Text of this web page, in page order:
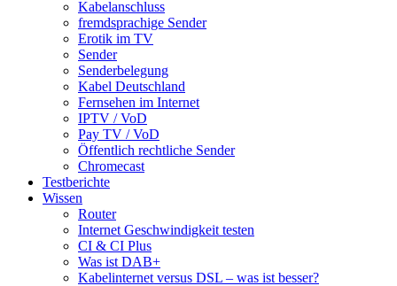
Kabelanschluss
fremdsprachige Sender
Erotik im TV
Sender
Senderbelegung
Kabel Deutschland
Fernsehen im Internet
IPTV / VoD
Pay TV / VoD
Öffentlich rechtliche Sender
Chromecast
Testberichte
Wissen
Router
Internet Geschwindigkeit testen
CI & CI Plus
Was ist DAB+
Kabelinternet versus DSL – was ist besser?